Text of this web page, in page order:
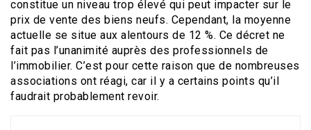
constitue un niveau trop élevé qui peut impacter sur le
prix de vente des biens neufs. Cependant, la moyenne
actuelle se situe aux alentours de 12 %. Ce décret ne
fait pas l’unanimité auprès des professionnels de
l’immobilier. C’est pour cette raison que de nombreuses
associations ont réagi, car il y a certains points qu’il
faudrait probablement revoir.